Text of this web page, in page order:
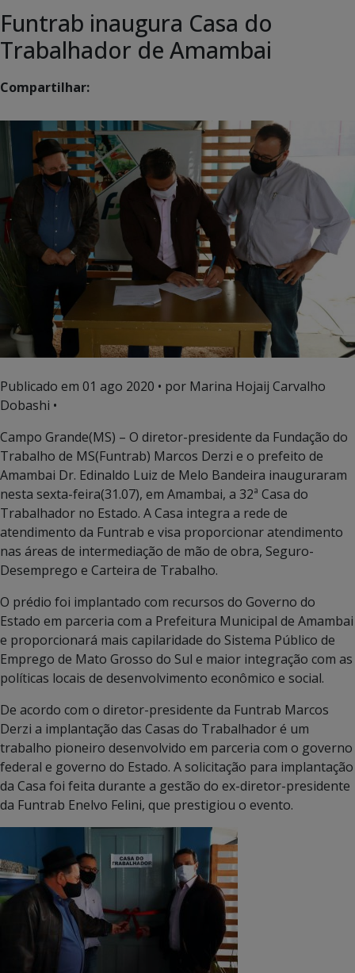
Funtrab inaugura Casa do
Trabalhador de Amambai
Compartilhar:
Publicado em 01 ago 2020 • por Marina Hojaij Carvalho
Dobashi •
Campo Grande(MS) – O diretor-presidente da Fundação do
Trabalho de MS(Funtrab) Marcos Derzi e o prefeito de
Amambai Dr. Edinaldo Luiz de Melo Bandeira inauguraram
nesta sexta-feira(31.07), em Amambai, a 32ª Casa do
Trabalhador no Estado. A Casa integra a rede de
atendimento da Funtrab e visa proporcionar atendimento
nas áreas de intermediação de mão de obra, Seguro-
Desemprego e Carteira de Trabalho.
O prédio foi implantado com recursos do Governo do
Estado em parceria com a Prefeitura Municipal de Amambai
e proporcionará mais capilaridade do Sistema Público de
Emprego de Mato Grosso do Sul e maior integração com as
políticas locais de desenvolvimento econômico e social.
De acordo com o diretor-presidente da Funtrab Marcos
Derzi a implantação das Casas do Trabalhador é um
trabalho pioneiro desenvolvido em parceria com o governo
federal e governo do Estado. A solicitação para implantação
da Casa foi feita durante a gestão do ex-diretor-presidente
da Funtrab Enelvo Felini, que prestigiou o evento.